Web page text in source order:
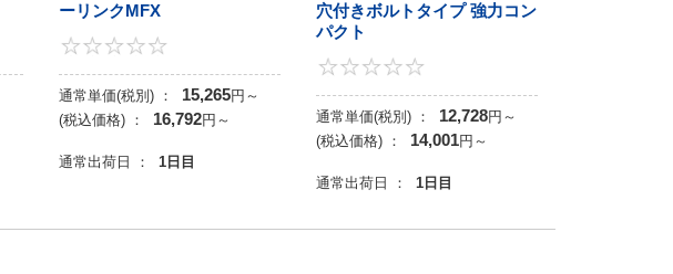
ーリンクMFX
通常単価(税別) ： 15,265円 ～
(税込価格) ：
16,792円 ～
通常出荷日 ： 1日目
穴付きボルトタイプ 強力コン
パクト
通常単価(税別) ： 12,728円 ～
(税込価格) ：
14,001円 ～
通常出荷日 ： 1日目